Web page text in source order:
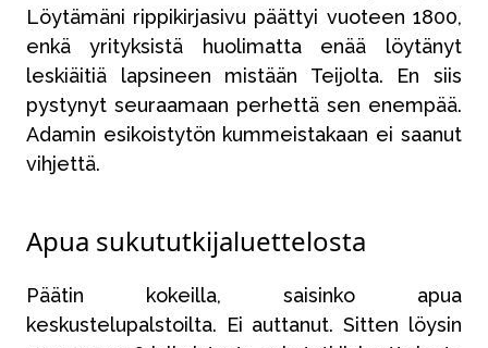
Löytämäni rippikirjasivu päättyi vuoteen 1800,
enkä yrityksistä huolimatta enää löytänyt
leskiäitiä lapsineen mistään Teijolta. En siis
pystynyt seuraamaan perhettä sen enempää.
Adamin esikoistytön kummeistakaan ei saanut
vihjettä.
Apua sukututkijaluettelosta
Päätin kokeilla, saisinko apua
keskustelupalstoilta. Ei auttanut. Sitten löysin